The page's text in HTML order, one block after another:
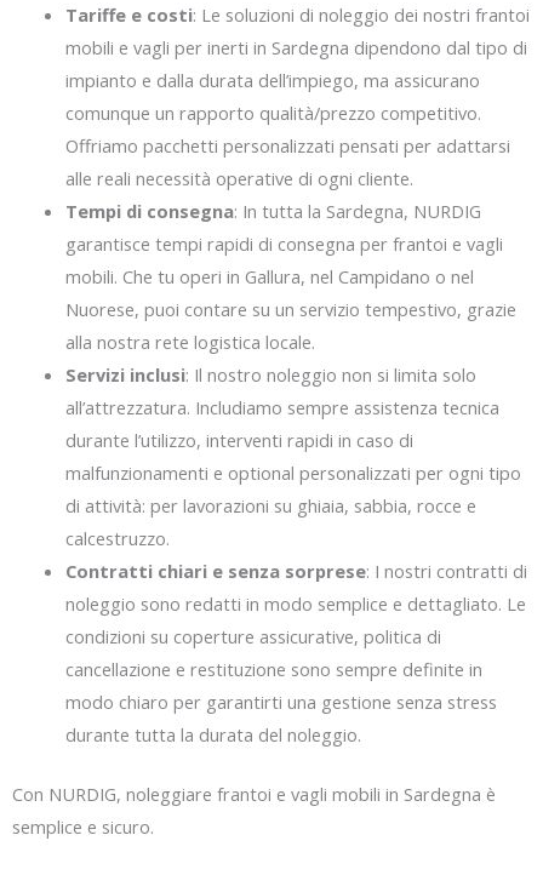
Tariffe e costi: Le soluzioni di noleggio dei nostri frantoi
mobili e vagli per inerti in Sardegna dipendono dal tipo di
impianto e dalla durata dell’impiego, ma assicurano
comunque un rapporto qualità/prezzo competitivo.
Offriamo pacchetti personalizzati pensati per adattarsi
alle reali necessità operative di ogni cliente.
Tempi di consegna: In tutta la Sardegna, NURDIG
garantisce tempi rapidi di consegna per frantoi e vagli
mobili. Che tu operi in Gallura, nel Campidano o nel
Nuorese, puoi contare su un servizio tempestivo, grazie
alla nostra rete logistica locale.
Servizi inclusi: Il nostro noleggio non si limita solo
all’attrezzatura. Includiamo sempre assistenza tecnica
durante l’utilizzo, interventi rapidi in caso di
malfunzionamenti e optional personalizzati per ogni tipo
di attività: per lavorazioni su ghiaia, sabbia, rocce e
calcestruzzo.
Contratti chiari e senza sorprese: I nostri contratti di
noleggio sono redatti in modo semplice e dettagliato. Le
condizioni su coperture assicurative, politica di
cancellazione e restituzione sono sempre definite in
modo chiaro per garantirti una gestione senza stress
durante tutta la durata del noleggio.
Con NURDIG, noleggiare frantoi e vagli mobili in Sardegna è
semplice e sicuro.